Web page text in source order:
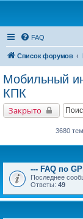
FAQ
Список форумов
Мобильный
КПК
Закрыто
3680 тем
--- FAQ по
Последнее
Ответы: 49